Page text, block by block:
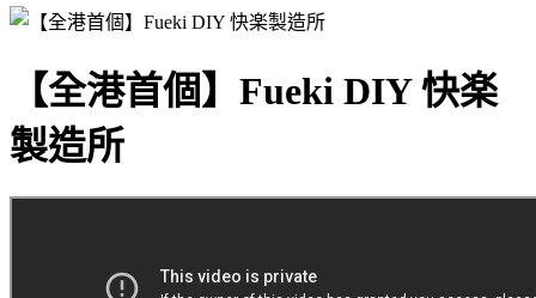
【全港首個】Fueki DIY 快楽
製造所